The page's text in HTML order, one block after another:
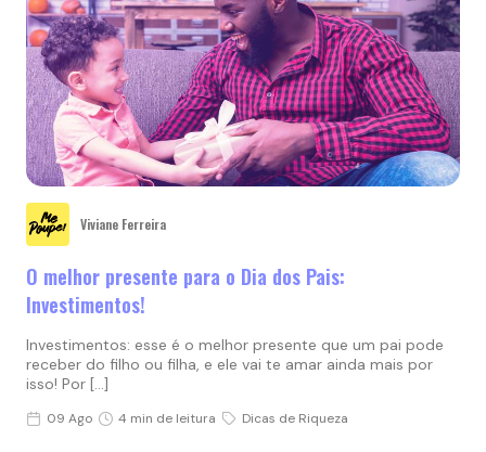
Viviane Ferreira
O melhor presente para o Dia dos Pais:
Investimentos!
Investimentos: esse é o melhor presente que um pai pode
receber do filho ou filha, e ele vai te amar ainda mais por
isso! Por […]
09 Ago 4 min de leitura Dicas de Riqueza